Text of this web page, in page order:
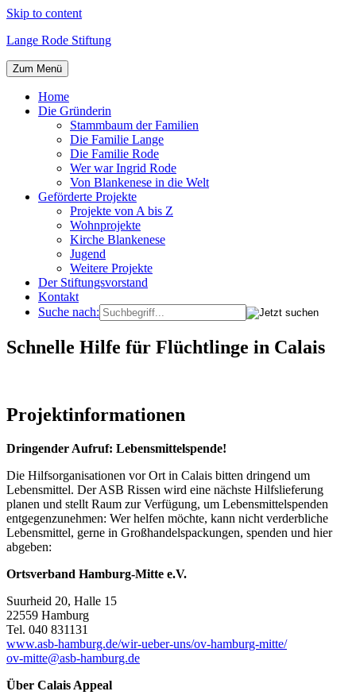
Skip to content
Lange Rode Stiftung
Zum Menü
Home
Die Gründerin
Stammbaum der Familien
Die Familie Lange
Die Familie Rode
Wer war Ingrid Rode
Von Blankenese in die Welt
Geförderte Projekte
Projekte von A bis Z
Wohnprojekte
Kirche Blankenese
Jugend
Weitere Projekte
Der Stiftungsvorstand
Kontakt
Suche nach:
Schnelle Hilfe für Flüchtlinge in Calais
Projektinformationen
Dringender Aufruf: Lebensmittelspende!
Die Hilfsorganisationen vor Ort in Calais bitten dringend um
Lebensmittel. Der ASB Rissen wird eine nächste Hilfslieferung
planen und stellt Raum zur Verfügung, um Lebensmittelspenden
entgegenzunehmen: Wer helfen möchte, kann nicht verderbliche
Lebensmittel, gerne in Großhandelspackungen, spenden und hier
abgeben:
Ortsverband Hamburg-Mitte e.V.
Suurheid 20, Halle 15
22559 Hamburg
Tel. 040 831131
www.asb-hamburg.de/wir-ueber-uns/ov-hamburg-mitte/
ov-mitte@asb-hamburg.de
Über Calais Appeal